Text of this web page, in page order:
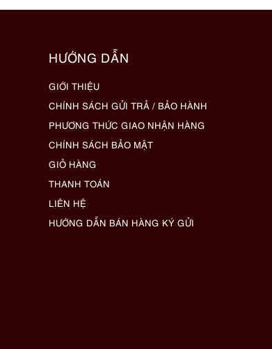
HƯỚNG DẪN
GIỚI THIỆU
CHÍNH SÁCH GỬI TRẢ / BẢO HÀNH
PHƯƠNG THỨC GIAO NHẬN HÀNG
CHÍNH SÁCH BẢO MẬT
GIỎ HÀNG
THANH TOÁN
LIÊN HỆ
HƯỚNG DẪN BÁN HÀNG KÝ GỬI